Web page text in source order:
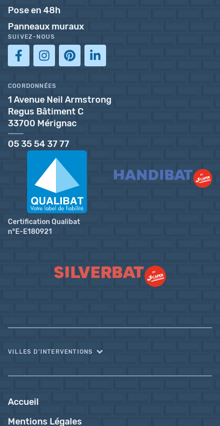
Pose en 48h
Panneaux muraux
SUIVEZ-NOUS
COORDONNÉES
1 Avenue Neil Armstrong
Regus Bâtiment C
33700 Mérignac
05 35 54 37 77
Certification Qualibat
n°E-E180921
VILLES D'INTERVENTIONS
Accueil
Mentions Légales